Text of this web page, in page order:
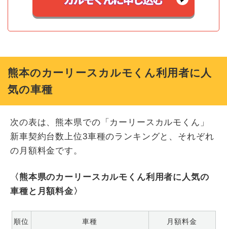
熊本のカーリースカルモくん利用者に人
気の車種
次の表は、熊本県での「カーリースカルモくん」
新車契約台数上位3車種のランキングと、それぞれ
の月額料金です。
〈熊本県のカーリースカルモくん利用者に人気の
車種と月額料金〉
順位 車種 月額料金